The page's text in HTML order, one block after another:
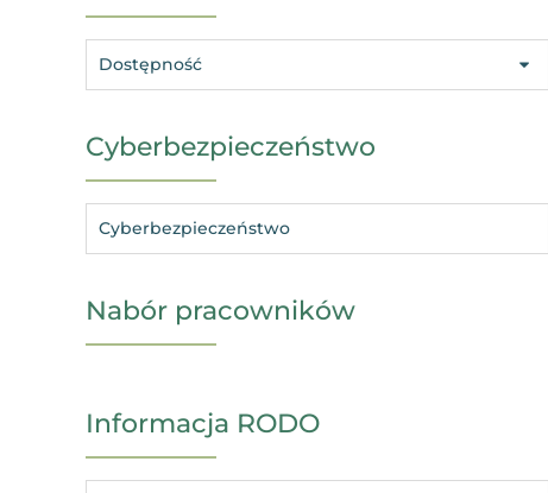
Dostępność
Cyberbezpieczeństwo
Cyberbezpieczeństwo
Nabór pracowników
Informacja RODO